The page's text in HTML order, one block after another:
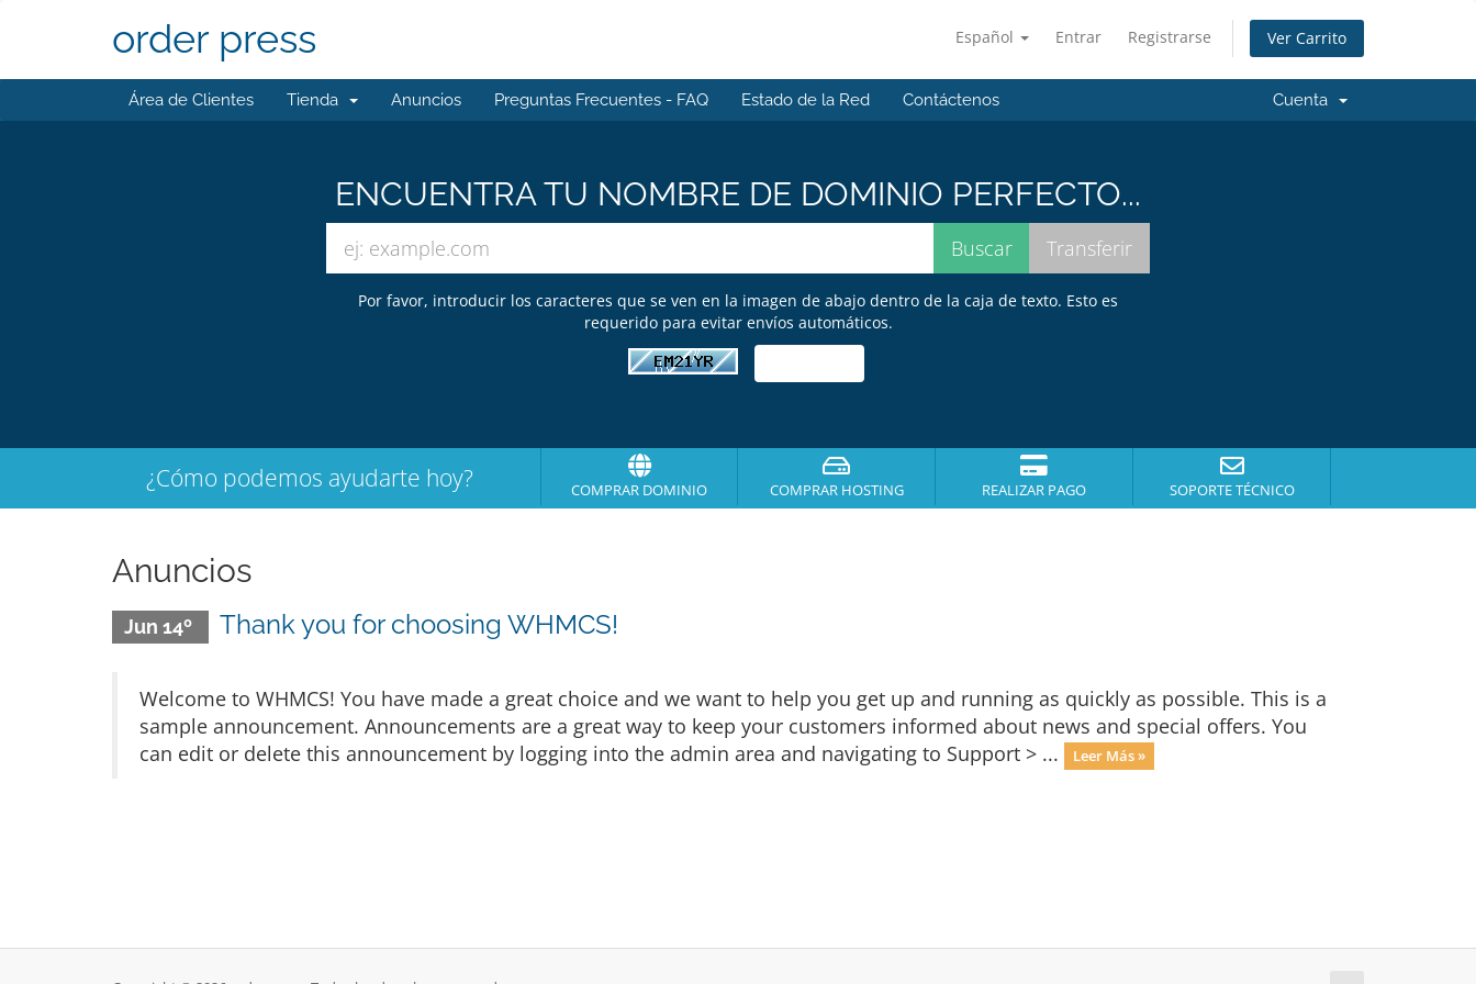
Español Entrar Registrarse Ver Carrito
order press
Área de Clientes Tienda Anuncios Preguntas Frecuentes - FAQ Estado de la Red Contáctenos Cuenta
ENCUENTRA TU NOMBRE DE DOMINIO PERFECTO...
Por favor, introducir los caracteres que se ven en la imagen de abajo dentro de la caja de texto. Esto es
requerido para evitar envíos automáticos.
¿Cómo podemos ayudarte hoy? COMPRAR DOMINIO COMPRAR HOSTING REALIZAR PAGO SOPORTE TÉCNICO
Anuncios
Jun 14º Thank you for choosing WHMCS!
Welcome to WHMCS! You have made a great choice and we want to help you get up and running as quickly as possible. This is a
sample announcement. Announcements are a great way to keep your customers informed about news and special offers. You
can edit or delete this announcement by logging into the admin area and navigating to Support > ...
Leer Más »